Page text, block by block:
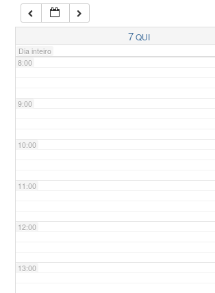
7QUI
Dia inteiro
7:00
8:00
9:00
10:00
11:00
12:00
13:00